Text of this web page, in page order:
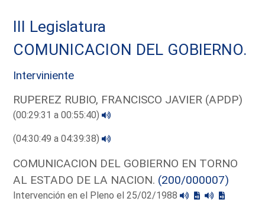
III Legislatura
COMUNICACION DEL GOBIERNO.
Interviniente
RUPEREZ RUBIO, FRANCISCO JAVIER (APDP)
(00:29:31 a 00:55:40)
(04:30:49 a 04:39:38)
COMUNICACION DEL GOBIERNO EN TORNO
AL ESTADO DE LA NACION. (200/000007)
Intervención en el Pleno el 25/02/1988